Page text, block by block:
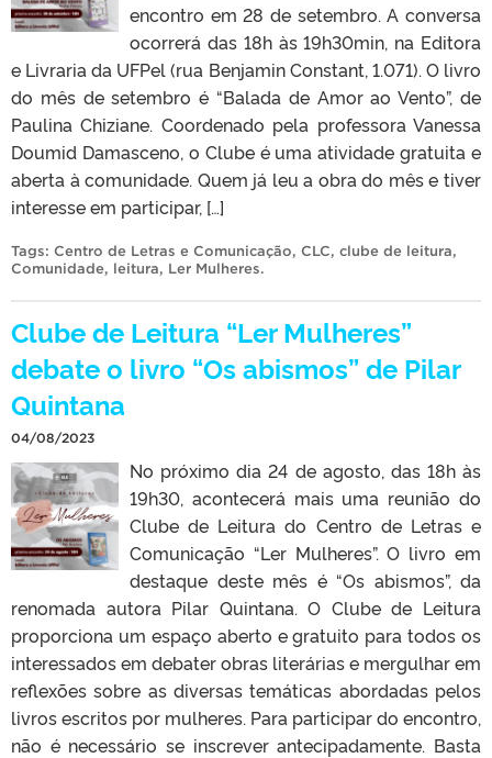
encontro em 28 de setembro. A conversa
ocorrerá das 18h às 19h30min, na Editora
e Livraria da UFPel (rua Benjamin Constant, 1.071). O livro
do mês de setembro é “Balada de Amor ao Vento”, de
Paulina Chiziane. Coordenado pela professora Vanessa
Doumid Damasceno, o Clube é uma atividade gratuita e
aberta à comunidade. Quem já leu a obra do mês e tiver
interesse em participar, […]
Tags: Centro de Letras e Comunicação, CLC, clube de leitura,
Comunidade, leitura, Ler Mulheres.
Clube de Leitura “Ler Mulheres”
debate o livro “Os abismos” de Pilar
Quintana
04/08/2023
No próximo dia 24 de agosto, das 18h às
19h30, acontecerá mais uma reunião do
Clube de Leitura do Centro de Letras e
Comunicação “Ler Mulheres”. O livro em
destaque deste mês é “Os abismos”, da
renomada autora Pilar Quintana. O Clube de Leitura
proporciona um espaço aberto e gratuito para todos os
interessados em debater obras literárias e mergulhar em
reflexões sobre as diversas temáticas abordadas pelos
livros escritos por mulheres. Para participar do encontro,
não é necessário se inscrever antecipadamente. Basta